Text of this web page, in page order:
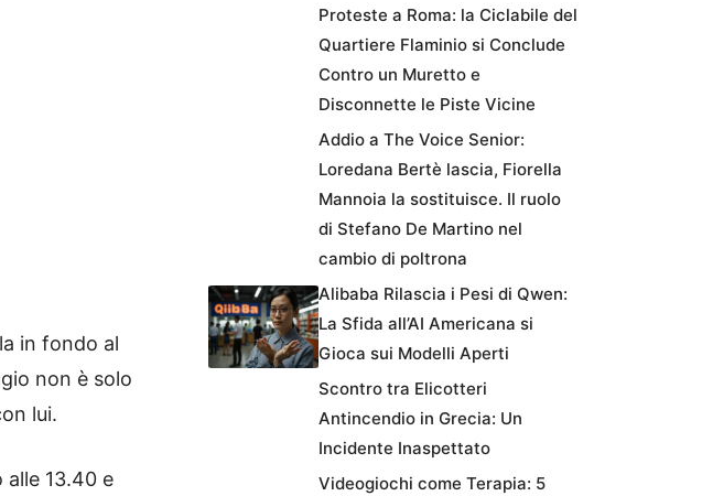
in fondo al
non è solo
lui.
13.40 e
Proteste a Roma: la Ciclabile del
Quartiere Flaminio si Conclude
Contro un Muretto e
Disconnette le Piste Vicine
Addio a The Voice Senior:
Loredana Bertè lascia, Fiorella
Mannoia la sostituisce. Il ruolo
di Stefano De Martino nel
cambio di poltrona
Alibaba Rilascia i Pesi di Qwen:
La Sfida all’AI Americana si
Gioca sui Modelli Aperti
Scontro tra Elicotteri
Antincendio in Grecia: Un
Incidente Inaspettato
Videogiochi come Terapia: 5